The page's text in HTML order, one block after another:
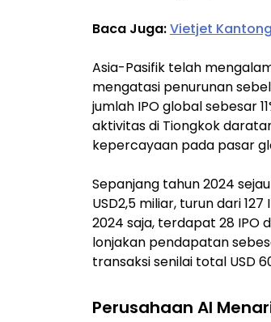
Baca Juga:Vietjet
Asia-Pasifik telah
mengatasi penurunan
jumlah IPO global sebesar
aktivitas di Tiongkok
kepercayaan pada pasar
Sepanjang tahun 2024
USD2,5 miliar, turun dari
2024 saja, terdapat 28 IPO
lonjakan pendapatan
transaksi senilai total USD
Perusahaan AI